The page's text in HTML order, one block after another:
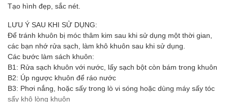
Tạo hình đẹp, sắc nét.
LƯU Ý SAU KHI SỬ DỤNG:
Để tránh khuôn bị móc thâm kim sau khi sử dụng một thời gian,
các bạn nhớ rửa sạch, làm khô khuôn sau khi sử dụng.
Các bước làm sách khuôn:
B1: Rửa sạch khuôn với nước, lấy sạch bột còn bám trong khuôn
B2: Úp ngược khuôn để ráo nước
B3: Phơi nắng, hoặc sấy trong lò vi sóng hoặc dùng máy sấy tóc
sấy khô lòng khuôn